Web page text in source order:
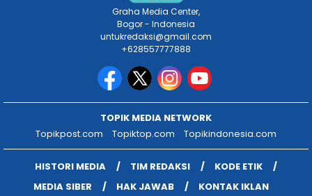
Graha Media Center,
Bogor - Indonesia
untukredaksi@gmail.com
+628557777888
TOPIK MEDIA NETWORK
Topikpost.com
Topiktop.com Topikindonesia.com
HISTORI MEDIA TIM REDAKSI
KODE ETIK
MEDIA SIBER
HAK JAWAB KONTAK IKLAN